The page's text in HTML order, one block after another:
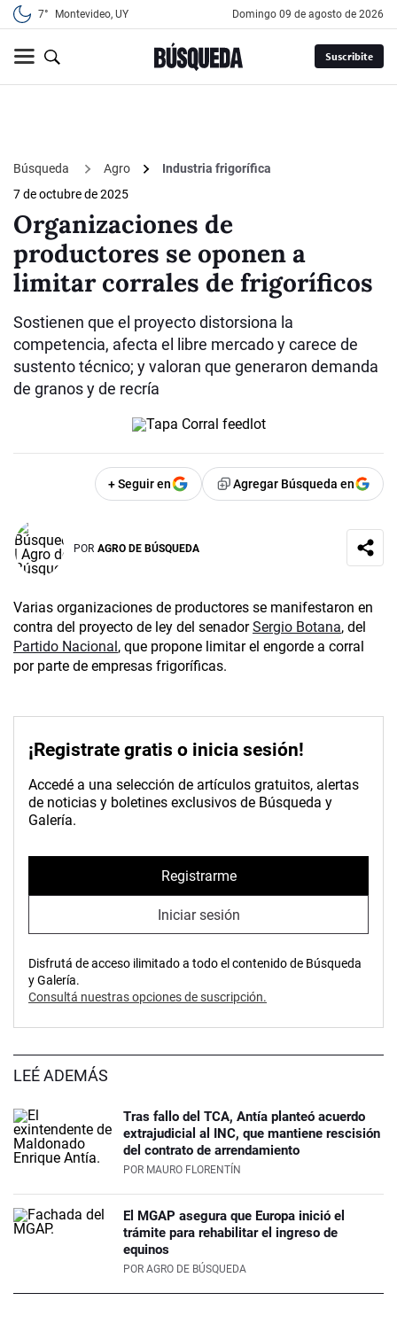
7° Montevideo, UY domingo 09 de agosto de 2026
Suscribite
Búsqueda Agro
Industria frigorífica
7 de octubre de 2025
Organizaciones de
productores se oponen a
limitar corrales de frigoríficos
Sostienen que el proyecto distorsiona la
competencia, afecta el libre mercado y carece de
sustento técnico; y valoran que generaron demanda
de granos y de recría
+ Seguir en Agregar Búsqueda en
POR AGRO DE BÚSQUEDA
Varias organizaciones de productores se manifestaron en
contra del proyecto de ley del senadorSergio Botana, del
Partido Nacional, que propone limitar el engorde a corral
por parte de empresas frigoríficas.
¡Registrate gratis o inicia sesión!
Accedé a una selección de artículos gratuitos, alertas
de noticias y boletines exclusivos de Búsqueda y
Galería.
Registrarme
Iniciar sesión
Disfrutá de acceso ilimitado a todo el contenido de Búsqueda
y Galería.
Consultá nuestras opciones de suscripción.
LEÉ ADEMÁS
Tras fallo del TCA, Antía planteó acuerdo
extrajudicial al INC, que mantiene rescisión
del contrato de arrendamiento
POR MAURO FLORENTÍN
El MGAP asegura que Europa inició el
trámite para rehabilitar el ingreso de
equinos
POR AGRO DE BÚSQUEDA